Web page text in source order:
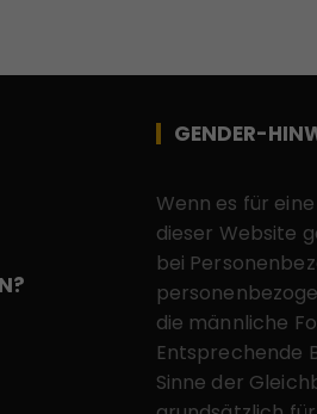
GENDER-
Wenn es für
dieser Website
bei
die männliche
Entsprechende
Sinne der